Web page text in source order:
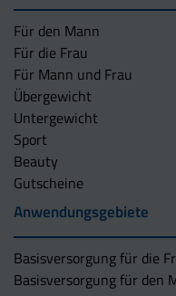
Für den Mann
Für die Frau
Für Mann und Frau
Übergewicht
Untergewicht
Sport
Beauty
Gutscheine
Anwendungsgebiete
Basisversorgung für die
Basisversorgung für den